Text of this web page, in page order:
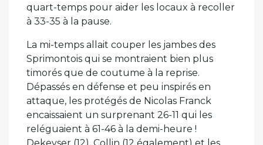
quart-temps pour aider les locaux à recoller
à 33-35 à la pause.
La mi-temps allait couper les jambes des
Sprimontois qui se montraient bien plus
timorés que de coutume à la reprise.
Dépassés en défense et peu inspirés en
attaque, les protégés de Nicolas Franck
encaissaient un surprenant 26-11 qui les
reléguaient à 61-46 à la demi-heure !